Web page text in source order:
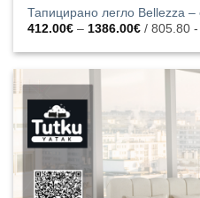
Тапицирано легло Bellezza –
412.00€ – 1386.00€Price
412.00€
1386.00€
/ 805.80